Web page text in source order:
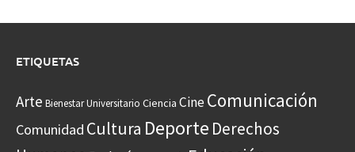
ETIQUETAS
Arte Bienestar Universitario Ciencia CineComunicación
Comunidad Cultura Deporte Derechos